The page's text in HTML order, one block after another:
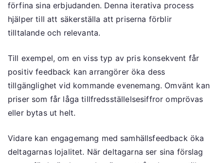
förfina sina erbjudanden. Denna iterativa process
hjälper till att säkerställa att priserna förblir
tilltalande och relevanta.
Till exempel, om en viss typ av pris konsekvent får
positiv feedback kan arrangörer öka dess
tillgänglighet vid kommande evenemang. Omvänt kan
priser som får låga tillfredsställelsesiffror omprövas
eller bytas ut helt.
Vidare kan engagemang med samhällsfeedback öka
deltagarnas lojalitet. När deltagarna ser sina förslag